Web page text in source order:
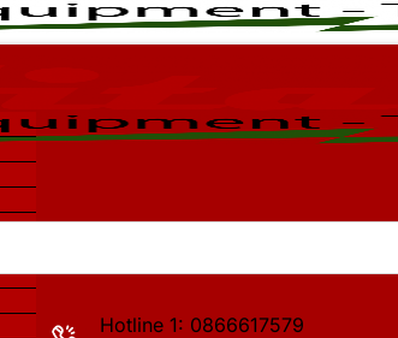
Hotline 1: 0866617579